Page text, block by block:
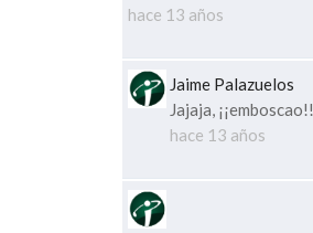
hace 13 años
Jaime Palazuelos
Jajaja, ¡¡emboscao!!
hace 13 años